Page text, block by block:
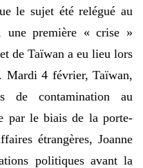
le sujet été relégué au
une première « crise »
de Taïwan a eu lieu lors
Mardi 4 février, Taïwan,
de contamination au
par le biais de la porte-
étrangères, Joanne
politiques avant la